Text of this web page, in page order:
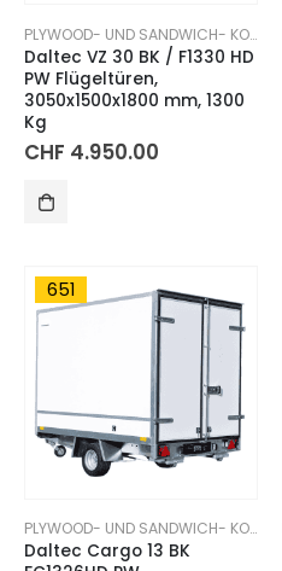
PLYWOOD- UND SANDWICH- KOFFERANHÄNGER
Daltec VZ 30 BK / F1330 HD
PW Flügeltüren,
3050x1500x1800 mm, 1300
Kg
CHF 4.950.00
651
PLYWOOD- UND SANDWICH- KOFFERANHÄNGER
Daltec Cargo 13 BK